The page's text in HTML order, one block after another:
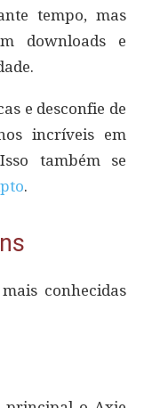
tempo, mas
downloads e
e desconfie de
incríveis em
também se
.
conhecidas